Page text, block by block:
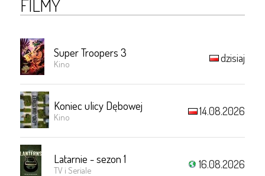
FILMY
Super Troopers 3
Kino dzisiaj
Koniec ulicy Dębowej
Kino 14.08.2026
Latarnie - sezon 1
TV i Seriale 16.08.2026